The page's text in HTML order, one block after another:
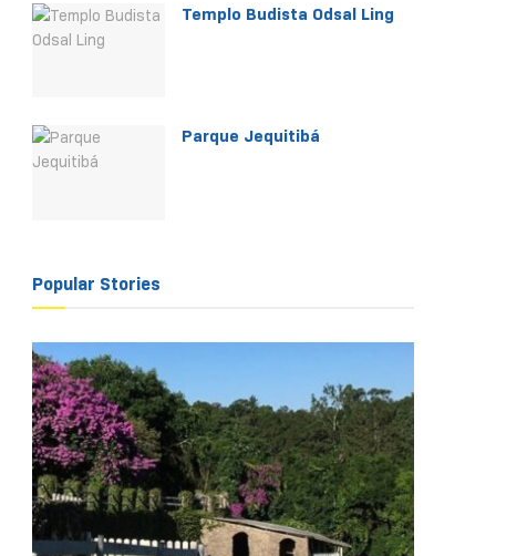
Templo Budista Odsal Ling
Parque Jequitibá
Popular Stories